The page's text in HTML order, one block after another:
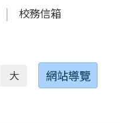
校務信箱
大 網站導覽